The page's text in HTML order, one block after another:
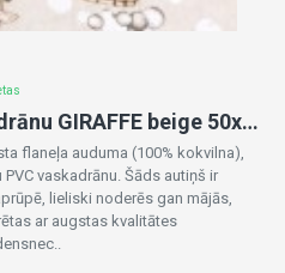
Autiņš flaneļa ar vaskadrānu GIRAFFE beige 50x60 cm (7464)
flaneļa auduma (100% kokvilna),
vaskadrānu. Šāds autiņš ir
lieliski noderēs gan mājās,
ar augstas kvalitātes